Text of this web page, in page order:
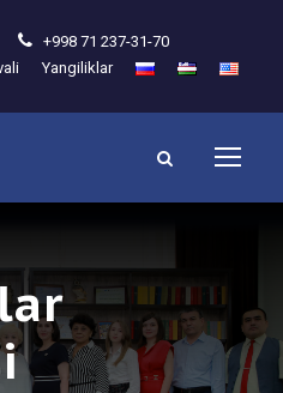
+998 71 237-31-70
Yangiliklar